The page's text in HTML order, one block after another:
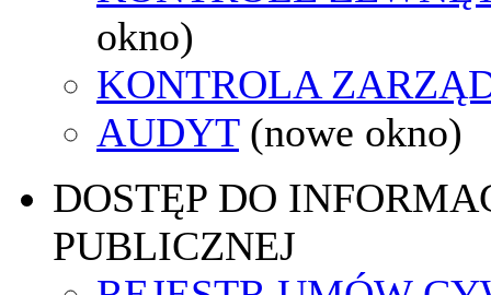
okno)
KONTROLA
AUDYT (nowe okno)
DOSTĘP DO
PUBLICZNEJ